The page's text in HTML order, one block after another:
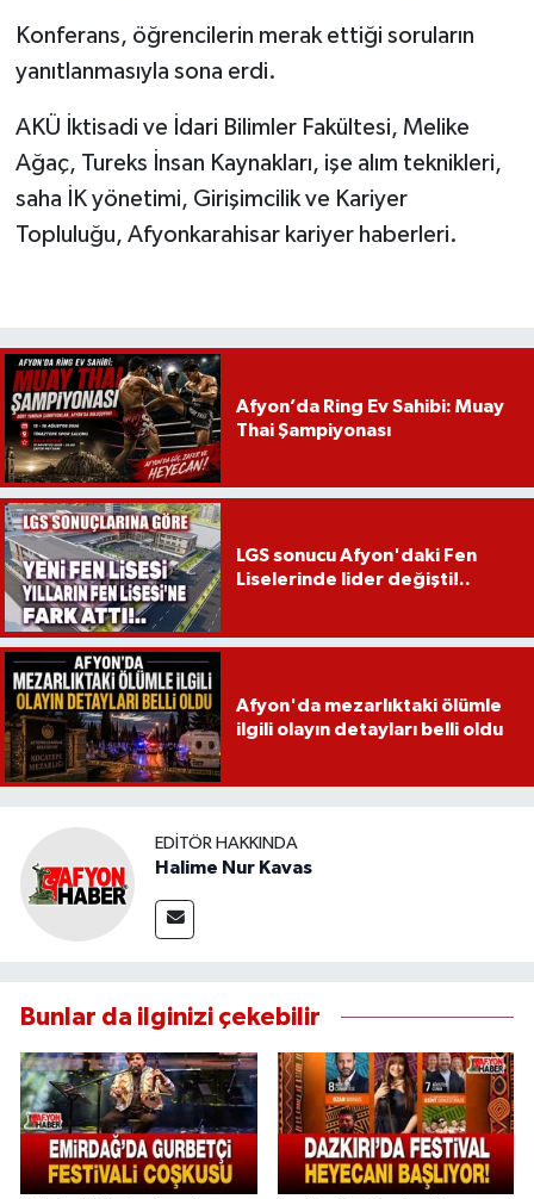
Konferans, öğrencilerin merak ettiği soruların
yanıtlanmasıyla sona erdi.
AKÜ İktisadi ve İdari Bilimler Fakültesi, Melike
Ağaç, Tureks İnsan Kaynakları, işe alım teknikleri,
saha İK yönetimi, Girişimcilik ve Kariyer
Topluluğu, Afyonkarahisar kariyer haberleri.
Afyon’da Ring Ev Sahibi: Muay
Thai Şampiyonası
LGS sonucu Afyon'daki Fen
Liselerinde lider değişti!..
Afyon'da mezarlıktaki ölümle
ilgili olayın detayları belli oldu
EDITÖR HAKKINDA
Halime Nur Kavas
Bunlar da ilginizi çekebilir